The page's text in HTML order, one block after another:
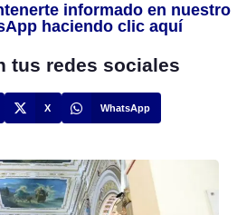
informado en nuestro
haciendo clic aquí
tus redes sociales
X WhatsApp